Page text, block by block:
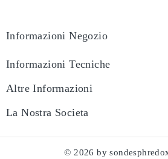
Informazioni Negozio
Informazioni Tecniche
Altre Informazioni
La Nostra Societa
© 2026 by